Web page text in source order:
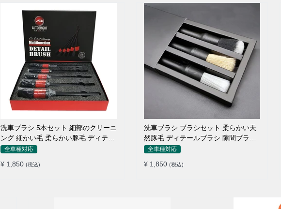
洗車ブラシ 5本セット 細部のクリーニ
ング 細かい毛 柔らかい豚毛 ディテー
ルブラシ
全車種対応
¥ 1,850 (税込)
洗車ブラシ ブラシセット 柔らかい天
然豚毛 ディテールブラシ 隙間ブラシ
筆タイプ
全車種対応
¥ 1,850 (税込)